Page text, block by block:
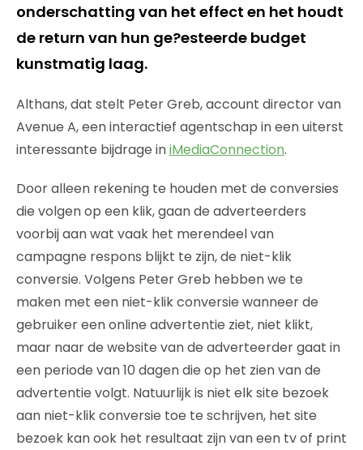
onderschatting van het effect en het houdt
de return van hun ge?esteerde budget
kunstmatig laag.
Althans, dat stelt Peter Greb, account director van
Avenue A, een interactief agentschap in een uiterst
interessante bijdrage iniMediaConnection.
Door alleen rekening te houden met de conversies
die volgen op een klik, gaan de adverteerders
voorbij aan wat vaak het merendeel van
campagne respons blijkt te zijn, de niet-klik
conversie. Volgens Peter Greb hebben we te
maken met een niet-klik conversie wanneer de
gebruiker een online advertentie ziet, niet klikt,
maar naar de website van de adverteerder gaat in
een periode van 10 dagen die op het zien van de
advertentie volgt. Natuurlijk is niet elk site bezoek
aan niet-klik conversie toe te schrijven, het site
bezoek kan ook het resultaat zijn van een tv of print